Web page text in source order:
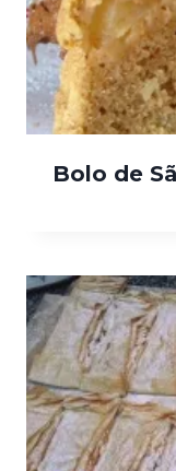
Bolo de